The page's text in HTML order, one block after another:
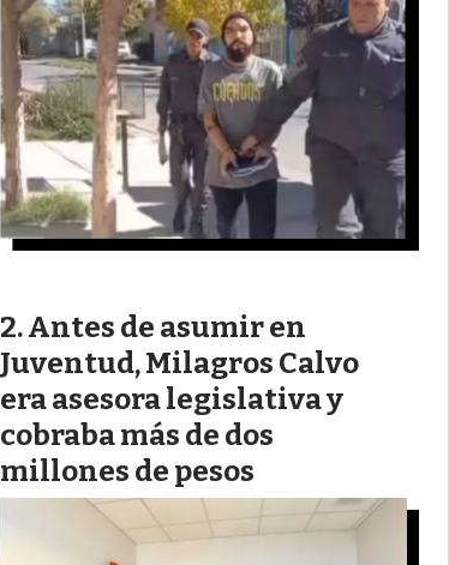
Antes de asumir en
Juventud, Milagros Calvo
era asesora legislativa y
cobraba más de dos
millones de pesos